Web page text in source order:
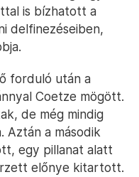
is bízhatott a
delfinezéseiben,
forduló után a
Coetze mögött.
de még mindig
Aztán a második
egy pillanat alatt
előnye kitartott.